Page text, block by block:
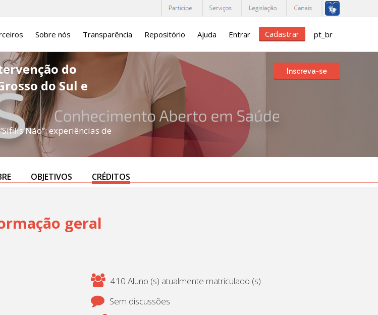
Sobre nós Transparência Repositório Ajuda Entrar Cadastrar pt_br
do
do Sul e
Não”: experiências de
Inscreva-se
OBJETIVOS CRÉDITOS
geral
410 Aluno (s) atualmente matriculado (s)
Sem discussões